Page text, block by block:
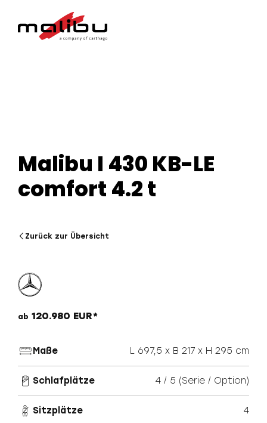
Malibu I 430 KB-LE
comfort 4.2 t
Zurück zur Übersicht
ab 120.980 EUR*
Maße L 697,5 x B 217 x H 295 cm
Schlafplätze 4 / 5 (Serie / Option)
Sitzplätze 4